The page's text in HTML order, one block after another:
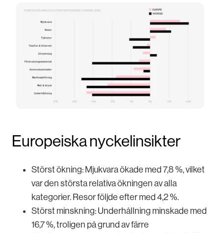
Europeiska nyckelinsikter
Störst ökning: Mjukvara ökade med 7,8 %, vilket
var den största relativa ökningen av alla
kategorier. Resor följde efter med 4,2 %.
Störst minskning: Underhållning minskade med
16,7 %, troligen på grund av färre